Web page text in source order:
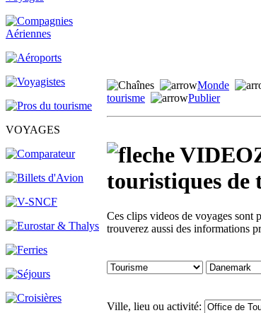
VOYAGES
Monde
tourisme
Publier
touristiques de
Ces clips videos de voyages sont
trouverez aussi des informations
Ville, lieu ou activité: